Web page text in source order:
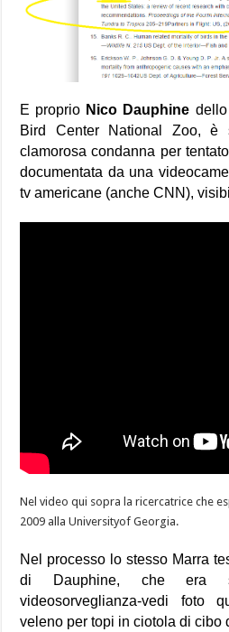
E proprio Nico Dauphine dello
Bird Center National Zoo,
clamorosa condanna per
documentata da una
tv americane (anche CNN),
Nel video qui sopra la ricercatrice che
2009 alla Universityof Georgia.
Nel processo lo stesso Marra
di Dauphine, che era
videosorveglianza-vedi foto
veleno per topi in ciotola di cibo